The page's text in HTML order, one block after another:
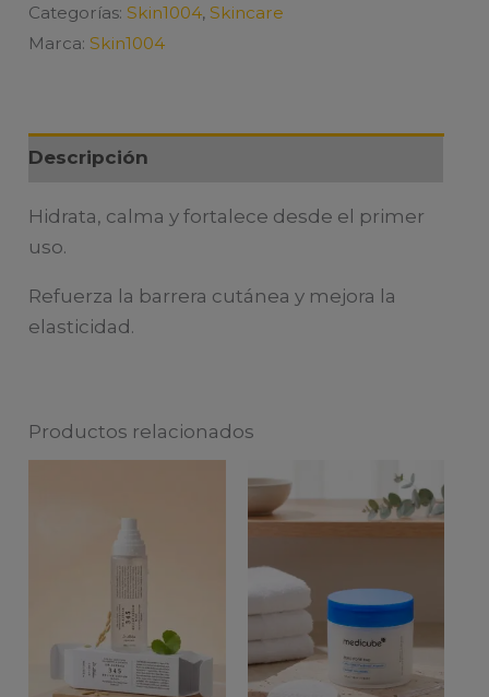
CICA
ESSENCE
cantidad
Categorías:Skin1004,Skincare
Marca:Skin1004
Descripción
Hidrata, calma y fortalece desde el primer
uso.
Refuerza la barrera cutánea y mejora la
elasticidad.
Productos relacionados